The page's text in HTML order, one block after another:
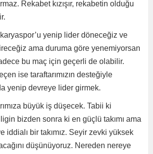
Rekabet kızışır, rekabetin olduğu
yenip lider döneceğiz ve
ama duruma göre yenemiyorsan
bu maç için geçerli de olabilir.
ise taraftarımızın desteğiyle
yenip devreye lider girmek.
büyük iş düşecek. Tabii ki
bizden sonra ki en güçlü takımı ama
iddialı bir takımız. Seyir zevki yüksek
düşünüyoruz. Nereden nereye